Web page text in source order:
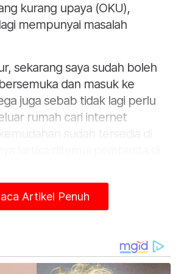
kurang upaya (OKU),
mempunyai masalah
sekarang saya sudah boleh
dan masuk ke
juga sebab tidak lagi perlu
rumah cari internet
Artikel Penuh